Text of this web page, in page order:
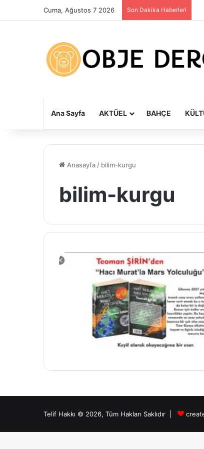
Cuma, Ağustos 7 2026 Son Dakika Haberleri
Ana Sayfa AKTÜEL BAHÇE
Anasayfa / bilim-kurgu
bilim-kurgu
Telif Hakkı © 2026, Tüm Hakları Saklıdır |